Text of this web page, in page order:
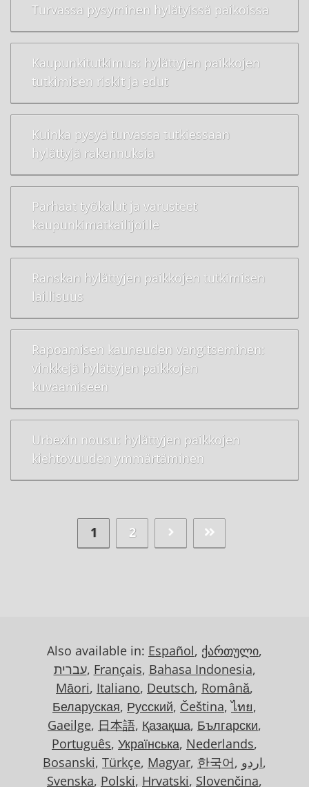
Turvassa pysyminen hylätyissä paikoissa
Kaupunkitutkimus: hylättyjen paikkojen
tutkimisen riskit ja edut
Kuinka pysyä turvassa tutkiessaan
hylättyjä rakennuksia
Parhaat työkalut ja varusteet
kaupunkimatkailijoille
Ranskan hylättyjen paikkojen tutkimisen
laillisuus
Rapoamisen kauneuden vangitseminen:
vinkkejä hylättyjen paikkojen
kuvaamiseen
Urbexin nousu: hylättyjen paikkojen
kiehtovuuden ymmärtäminen
1 2
Also available in: Español, ქართული,
עברית, Français, Bahasa Indonesia,
Māori, Italiano, Deutsch, Română,
Беларуская, Русский, Čeština,ไทย,
Gaeilge, 日本語, Қазақша, Български,
Português, Українська, Nederlands,
Bosanski, Türkçe, Magyar, 한국어, اردو,
Svenska, Polski, Hrvatski, Slovenčina,